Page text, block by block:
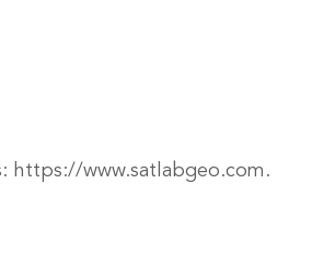
https://www.satlabgeo.com.